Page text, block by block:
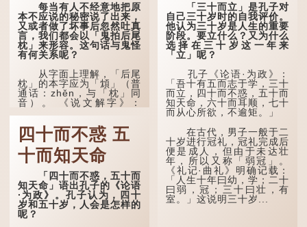
每当有人不经意地把原
本不应说的秘密说了出来，
又或者做了坏事后忽然吐真
言，我们都会以「鬼拍后尾
枕」来形容。这句话与鬼怪
有何关系呢？
从字面上理解，「后尾
枕」的本字应为「䪴」（普
通话：zhěn，与「枕」同
音）。 《说文解字》：
民间流传有一种说法，
人会将一些不欲为人所知的
记忆藏于颈后之处。如果忽
然吐真言，就好像被不明东
西（如鬼魂）在后脑拍了一
下，藏在脑中的秘密便脱口
而出。
因此...
四十而不惑 五
十而知天命
「四十而不惑，五十而
知天命」语出孔子的《论语
·为政》。孔子认为，四十
岁和五十岁，人会是怎样的
呢？
「三十而立」是孔子对
自己三十岁时的自我评价。
他认为三十岁是人生的重要
阶段。要立什么？又为什么
选择在三十岁这一年来
「立」呢？
孔子《论语·为政》：
「吾十有五而志于学，三十
而立，四十而不惑，五十而
知天命，六十而耳顺，七十
而从心所欲，不逾矩。」
在古代，男子一般于二
十岁进行冠礼，冠礼完成后
便是成人，但由于未达壮
年，所以又称「弱冠」。
《礼记·曲礼》明确记载：
「人生十年曰幼，学；二十
曰弱，冠；三十曰壮，有
室。」这说明三十岁...